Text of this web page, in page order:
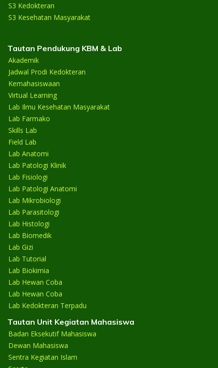
S3 Kedokteran
S3 Kesehatan Masyarakat
Tautan Pendukung KBM & Lab
Akademik
Jadwal Prodi Kedokteran
Kemahasiswaan
Virtual Learning
Lab Ilmu Kesehatan Masyarakat
Lab Farmako
Skills Lab
Field Lab
Lab Anatomi
Lab Patologi Klinik
Lab Fisiologi
Lab Patologi Anatomi
Lab Mikrobiologi
Lab Parasitologi
Lab Histologi
Lab Biomedik
Lab Gizi
Lab Tutorial
Lab Biokimia
Lab Hewan Coba
Lab Hewan Coba
Lab Kedokteran Terpadu
Tautan Unit Kegiatan Mahasiswa
Badan Eksekutif Mahasiswa
Dewan Mahasiswa
Sentra Kegiatan Islam